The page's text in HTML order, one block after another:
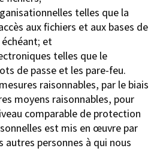
telles que la
aux fichiers et aux bases de
et
telles que le
de passe et les pare-feu.
raisonnables, par le biais
moyens raisonnables, pour
comparable de protection
est mis en œuvre par
autres personnes à qui nous